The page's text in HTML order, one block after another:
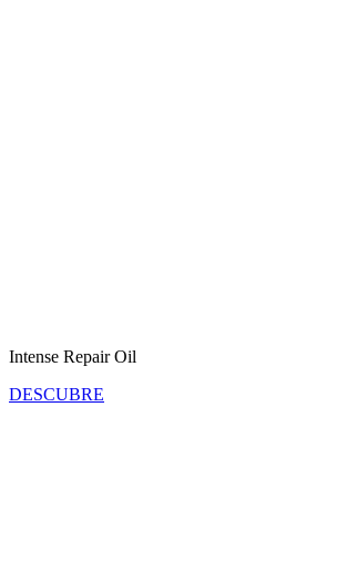
Intense Repair Oil
DESCUBRE